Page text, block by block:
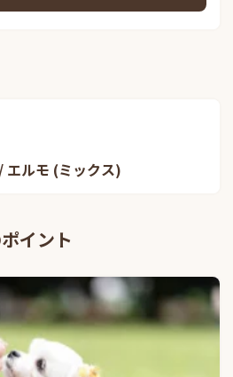
エルモ (ミックス)
イント